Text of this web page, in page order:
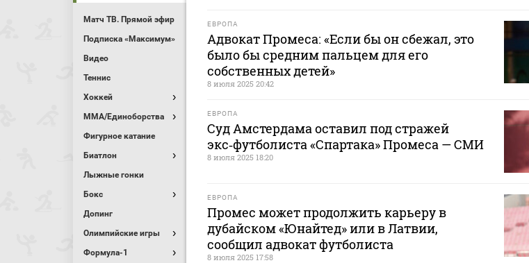
Матч ТВ. Прямой эфир
Подписка «Максимум»
Видео
Теннис
Хоккей
MMA/Единоборства
Фигурное катание
Биатлон
Лыжные гонки
Бокс
Допинг
Олимпийские игры
Формула-1
ЕВРОПА
Адвокат Промеса: «Если бы он сбежал, это
было бы средним пальцем для его
собственных детей»
8 июля 2025 20:42
ЕВРОПА
Суд Амстердама оставил под стражей
экс‑футболиста «Спартака» Промеса — СМИ
8 июля 2025 18:20
ЕВРОПА
Промес может продолжить карьеру в
дубайском «Юнайтед» или в Латвии,
сообщил адвокат футболиста
8 июля 2025 17:58